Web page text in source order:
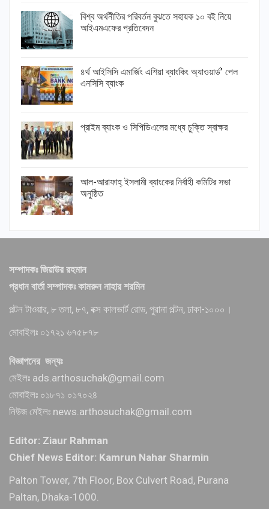
বিশ্ব অর্থনীতির পরিবর্তন বুঝতে সহায়ক ১০ বই নিয়ে
আইএমএফের প্রতিবেদন
৪র্থ আইসিসি এমার্জিং এশিয়া ব্যাংকিং অ্যাওয়ার্ড’ পেল
এনসিসি ব্যাংক
প্রাইম ব্যাংক ও সিপিডিএলের মধ্যে চুক্তি স্বাক্ষর
আল-আরাফাহ্ ইসলামী ব্যাংকের নির্বাহী কমিটির সভা
অনুষ্ঠিত
সম্পাদকঃ জিয়াউর রহমান
প্রধান বার্তা সম্পাদকঃ কামরুন নাহার শরমিন
পল্টন টাওয়ার, ৮ তলা, ৮৭, বক্স কালভার্ট রোড, পুরানা পল্টন, ঢাকা-১০০০।
মোবাইলঃ ০১৭২১ ৬৭৫৮৭৮
বিজ্ঞাপনের জন্যঃ
মেইলঃ ads.arthosuchak@gmail.com
মোবাইলঃ ০১৮৭১ ০১৭০২৪
নিউজ মেইলঃ news.arthosuchak@gmail.com
Editor: Ziaur Rahman
Chief News Editor: Kamrun Nahar Sharmin
Palton Tower, 7th Floor, Box Culvert Road, Purana
Paltan, Dhaka-1000.